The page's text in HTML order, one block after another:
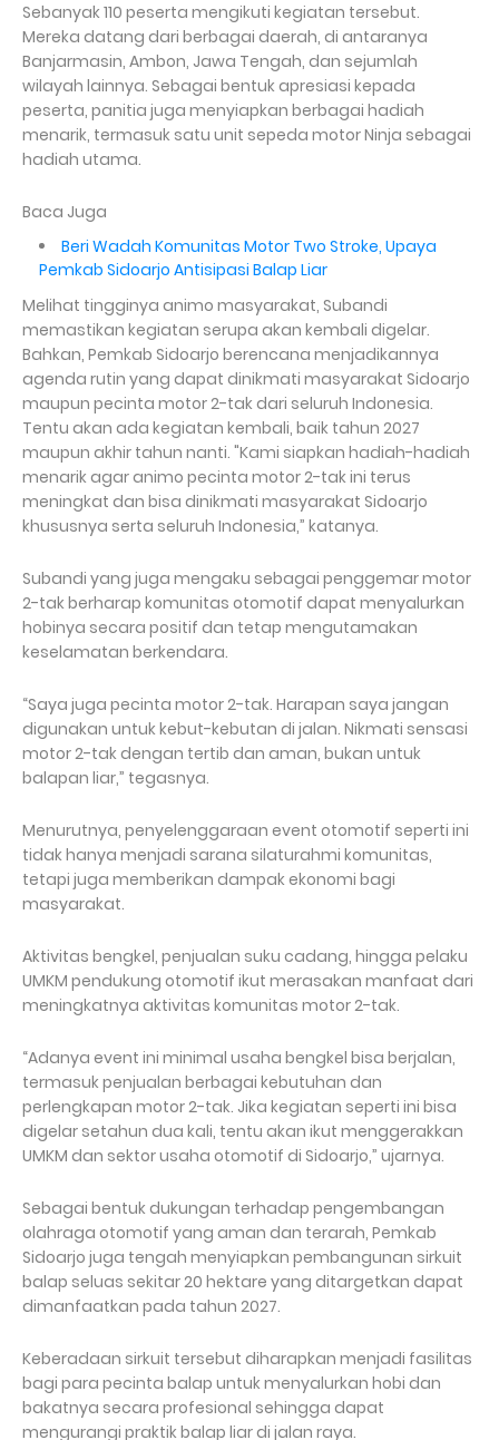
Sebanyak 110 peserta mengikuti kegiatan tersebut.
Mereka datang dari berbagai daerah, di antaranya
Banjarmasin, Ambon, Jawa Tengah, dan sejumlah
wilayah lainnya. Sebagai bentuk apresiasi kepada
peserta, panitia juga menyiapkan berbagai hadiah
menarik, termasuk satu unit sepeda motor Ninja sebagai
hadiah utama.
Baca Juga
Beri Wadah Komunitas Motor Two Stroke, Upaya
Pemkab Sidoarjo Antisipasi Balap Liar
Melihat tingginya animo masyarakat, Subandi
memastikan kegiatan serupa akan kembali digelar.
Bahkan, Pemkab Sidoarjo berencana menjadikannya
agenda rutin yang dapat dinikmati masyarakat Sidoarjo
maupun pecinta motor 2-tak dari seluruh Indonesia.
Tentu akan ada kegiatan kembali, baik tahun 2027
maupun akhir tahun nanti. "Kami siapkan hadiah-hadiah
menarik agar animo pecinta motor 2-tak ini terus
meningkat dan bisa dinikmati masyarakat Sidoarjo
khususnya serta seluruh Indonesia,” katanya.
Subandi yang juga mengaku sebagai penggemar motor
2-tak berharap komunitas otomotif dapat menyalurkan
hobinya secara positif dan tetap mengutamakan
keselamatan berkendara.
“Saya juga pecinta motor 2-tak. Harapan saya jangan
digunakan untuk kebut-kebutan di jalan. Nikmati sensasi
motor 2-tak dengan tertib dan aman, bukan untuk
balapan liar,” tegasnya.
Menurutnya, penyelenggaraan event otomotif seperti ini
tidak hanya menjadi sarana silaturahmi komunitas,
tetapi juga memberikan dampak ekonomi bagi
masyarakat.
Aktivitas bengkel, penjualan suku cadang, hingga pelaku
UMKM pendukung otomotif ikut merasakan manfaat dari
meningkatnya aktivitas komunitas motor 2-tak.
“Adanya event ini minimal usaha bengkel bisa berjalan,
termasuk penjualan berbagai kebutuhan dan
perlengkapan motor 2-tak. Jika kegiatan seperti ini bisa
digelar setahun dua kali, tentu akan ikut menggerakkan
UMKM dan sektor usaha otomotif di Sidoarjo,” ujarnya.
Sebagai bentuk dukungan terhadap pengembangan
olahraga otomotif yang aman dan terarah, Pemkab
Sidoarjo juga tengah menyiapkan pembangunan sirkuit
balap seluas sekitar 20 hektare yang ditargetkan dapat
dimanfaatkan pada tahun 2027.
Keberadaan sirkuit tersebut diharapkan menjadi fasilitas
bagi para pecinta balap untuk menyalurkan hobi dan
bakatnya secara profesional sehingga dapat
mengurangi praktik balap liar di jalan raya.